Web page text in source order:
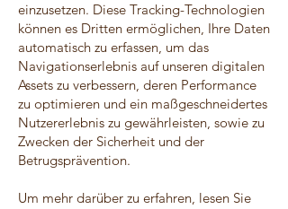
einzusetzen. Diese Tracking-Technologien
können es Dritten ermöglichen, Ihre Daten
automatisch zu erfassen, um das
Navigationserlebnis auf unseren digitalen
Assets zu verbessern, deren Performance
zu optimieren und ein maßgeschneidertes
Nutzererlebnis zu gewährleisten, sowie zu
Zwecken der Sicherheit und der
Betrugsprävention.
Um mehr darüber zu erfahren, lesen Sie